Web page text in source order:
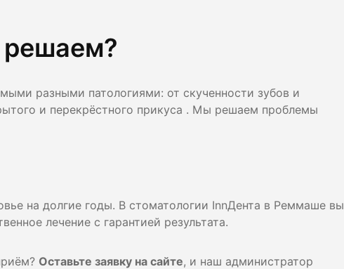
разными патологиями: от скученности зубов и
и перекрёстного прикуса . Мы решаем проблемы
на долгие годы. В стоматологии InnДента в Реммаше вы
лечение с гарантией результата.
Оставьте заявку на сайте, и наш администратор